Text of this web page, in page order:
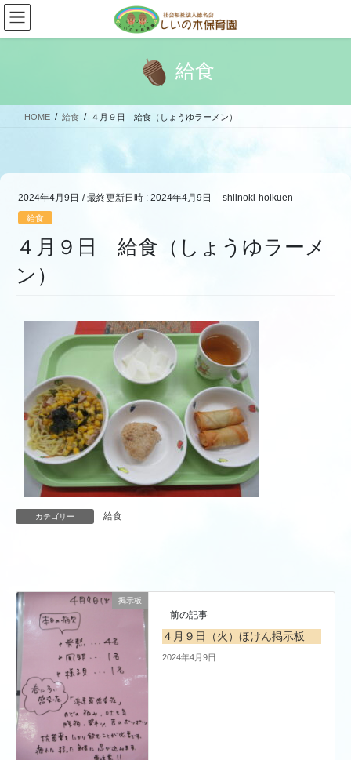
コ
ン
テ
ス
ナ
ビ
ゲ
ン
給食
HOME 給食 ４月９日 給食（しょうゆラーメン）
2024年4月9日 / 最終更新日時 : 2024年4月9日 shiinoki-hoikuen
給食
４月９日 給食（しょうゆラーメ
ン）
カテゴリー 給食
掲示板
前の記事
４月９日（火）ほけん掲示板
2024年4月9日